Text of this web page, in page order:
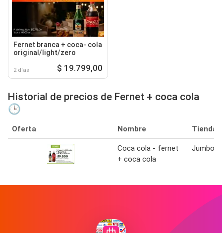
Fernet branca + coca- cola
original/light/zero
2 días $ 19.799,00
Historial de precios de Fernet + coca cola
🕒
Oferta Nombre Tienda
Coca cola - fernet
+ coca cola
Jumbo